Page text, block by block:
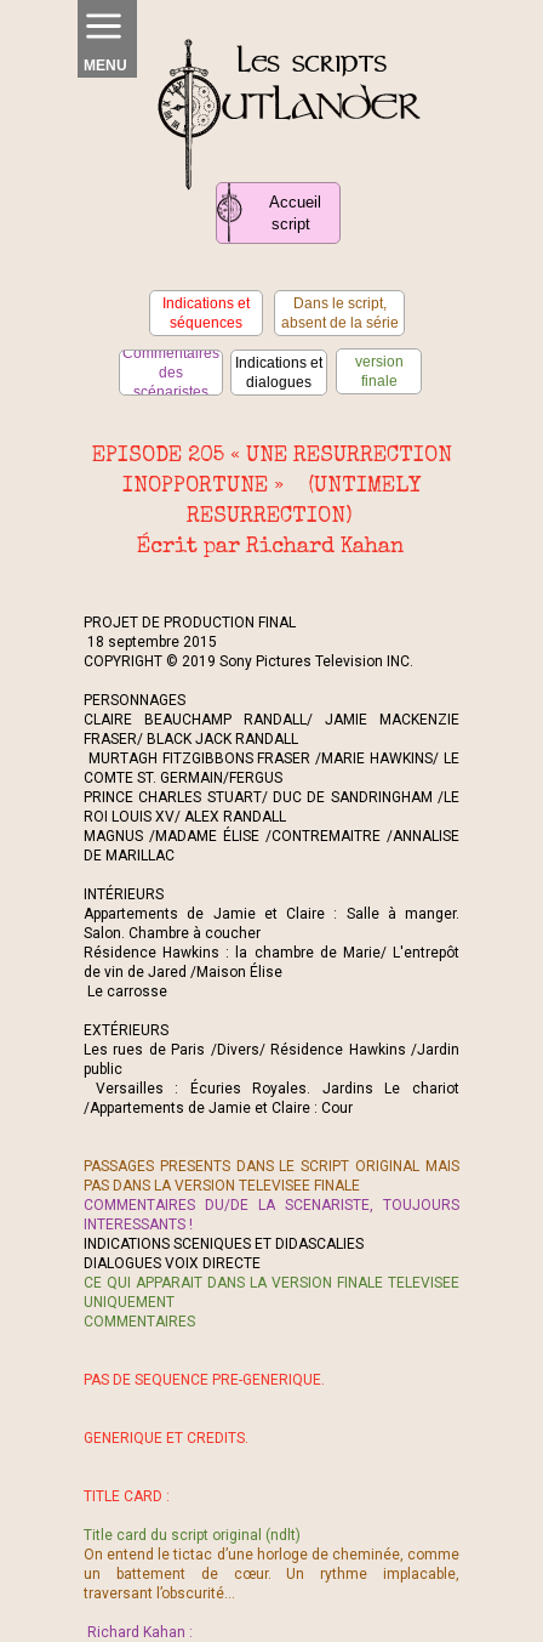
MENU
EPISODE 205 « UNE RESURRECTION
INOPPORTUNE » (UNTIMELY
RESURRECTION)
Écrit par Richard Kahan
PROJET DE PRODUCTION FINAL
18 septembre 2015
COPYRIGHT © 2019 Sony Pictures Television INC.
PERSONNAGES
CLAIRE BEAUCHAMP RANDALL/ JAMIE MACKENZIE
FRASER/ BLACK JACK RANDALL
MURTAGH FITZGIBBONS FRASER /MARIE HAWKINS/ LE
COMTE ST. GERMAIN/FERGUS
PRINCE CHARLES STUART/ DUC DE SANDRINGHAM /LE
ROI LOUIS XV/ ALEX RANDALL
MAGNUS /MADAME ÉLISE /CONTREMAITRE /ANNALISE
DE MARILLAC
INTÉRIEURS
Appartements de Jamie et Claire : Salle à manger.
Salon. Chambre à coucher
Résidence Hawkins : la chambre de Marie/ L'entrepôt
de vin de Jared /Maison Élise
Le carrosse
EXTÉRIEURS
Les rues de Paris /Divers/ Résidence Hawkins /Jardin
public
Versailles : Écuries Royales. Jardins Le chariot
/Appartements de Jamie et Claire : Cour
PASSAGES PRESENTS DANS LE SCRIPT ORIGINAL MAIS
PAS DANS LA VERSION TELEVISEE FINALE
COMMENTAIRES DU/DE LA SCENARISTE, TOUJOURS
INTERESSANTS !
INDICATIONS SCENIQUES ET DIDASCALIES
DIALOGUES VOIX DIRECTE
CE QUI APPARAIT DANS LA VERSION FINALE TELEVISEE
UNIQUEMENT
COMMENTAIRES
PAS DE SEQUENCE PRE-GENERIQUE.
GENERIQUE ET CREDITS.
TITLE CARD :
Title card du script original (ndlt)
On entend le tictac d’une horloge de cheminée, comme
un battement de cœur. Un rythme implacable,
traversant l’obscurité...
Richard Kahan :
Accueil
script
Dans la
version
finale
uniquement
Commentaires
des
scénaristes
Indications et
séquences
Dans le script,
absent de la série
Indications et
dialogues